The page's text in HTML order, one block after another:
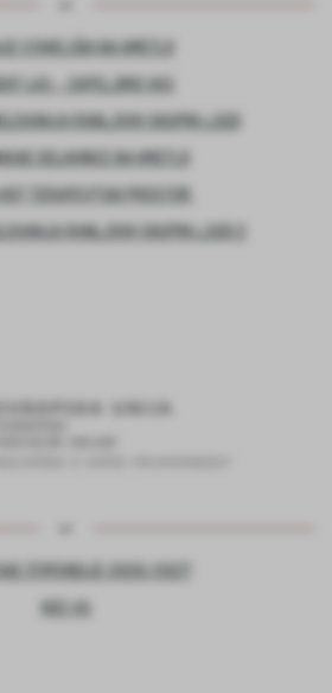
STAREJŠIH NA KMETIJI
LAS – ZAPELJIMO VAS
RANLJIVIH SKUPIN LJUDI
DELAVNICE NA KMETIJI
TERAPEVTSKI PROSTOR
RANLJIVIH SKUPIN LJUDI 2
ŠTIPENDIJE 2026/2027
KOC AS